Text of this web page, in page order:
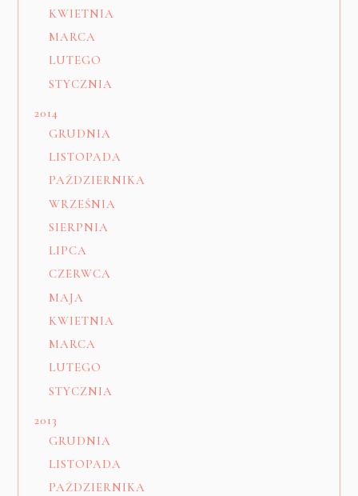
KWIETNIA
MARCA
LUTEGO
STYCZNIA
2014
GRUDNIA
LISTOPADA
PAŹDZIERNIKA
WRZEŚNIA
SIERPNIA
LIPCA
CZERWCA
MAJA
KWIETNIA
MARCA
LUTEGO
STYCZNIA
2013
GRUDNIA
LISTOPADA
PAŹDZIERNIKA